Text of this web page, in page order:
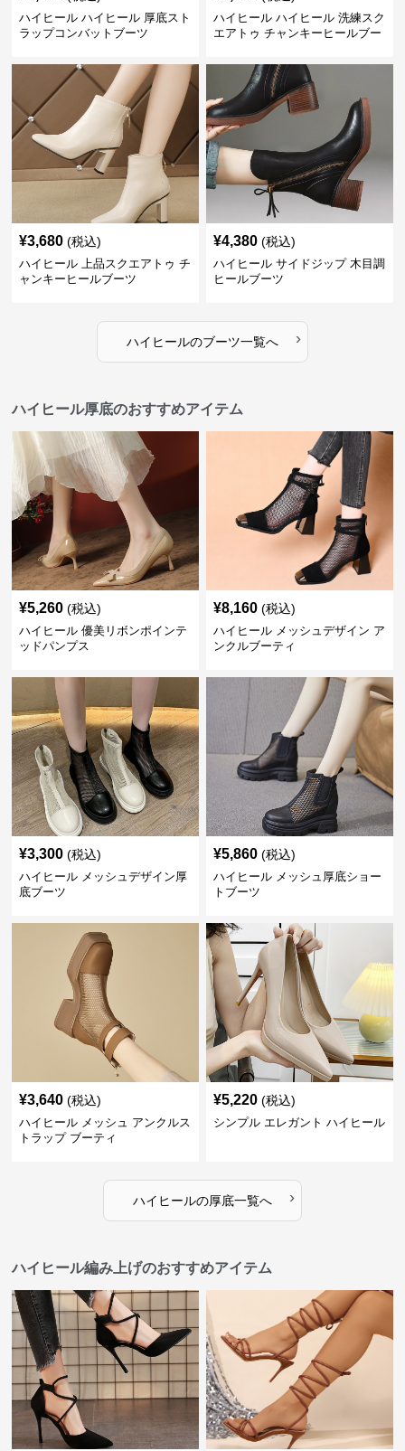
ハイヒール ハイヒール 厚底スト
ラップコンバットブーツ
ハイヒール ハイヒール 洗練スク
エアトゥ チャンキーヒールブー
¥3,680 (税込)
ハイヒール 上品スクエアトゥ チ
ャンキーヒールブーツ
¥4,380 (税込)
ハイヒール サイドジップ 木目調
ヒールブーツ
ハイヒールのブーツ一覧へ ›
ハイヒール厚底のおすすめアイテム
¥5,260 (税込)
ハイヒール 優美リボンポインテ
ッドパンプス
¥8,160 (税込)
ハイヒール メッシュデザイン ア
ンクルブーティ
¥3,300 (税込)
ハイヒール メッシュデザイン厚
底ブーツ
¥5,860 (税込)
ハイヒール メッシュ厚底ショー
トブーツ
¥3,640 (税込)
ハイヒール メッシュ アンクルス
トラップ ブーティ
¥5,220 (税込)
シンプル エレガント ハイヒール
ハイヒールの厚底一覧へ ›
ハイヒール編み上げのおすすめアイテム